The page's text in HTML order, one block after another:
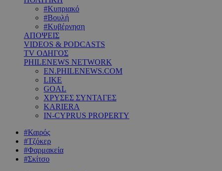
#Κυπριακό
#Βουλή
#Κυβέρνηση
ΑΠΟΨΕΙΣ
VIDEOS & PODCASTS
TV ΟΔΗΓΟΣ
PHILENEWS NETWORK
EN.PHILENEWS.COM
LIKE
GOAL
ΧΡΥΣΕΣ ΣΥΝΤΑΓΕΣ
KARIERA
IN-CYPRUS PROPERTY
#Καιρός
#Τζόκερ
#Φαρμακεία
#Σκίτσο